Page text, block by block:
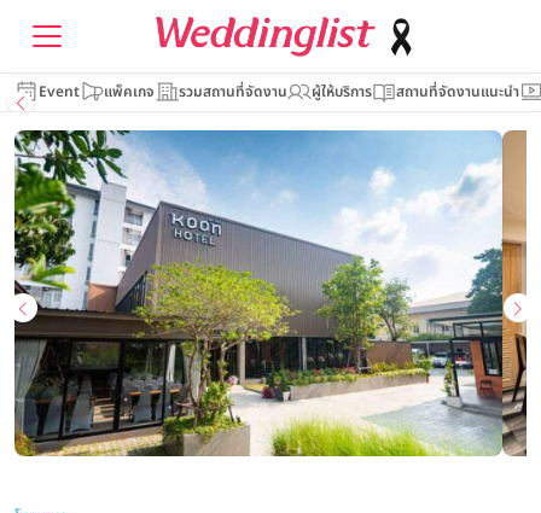
Event แพ็คเกจ รวมสถานที่จัดงาน ผู้ให้บริการ สถานที่จัดงานแนะนำ